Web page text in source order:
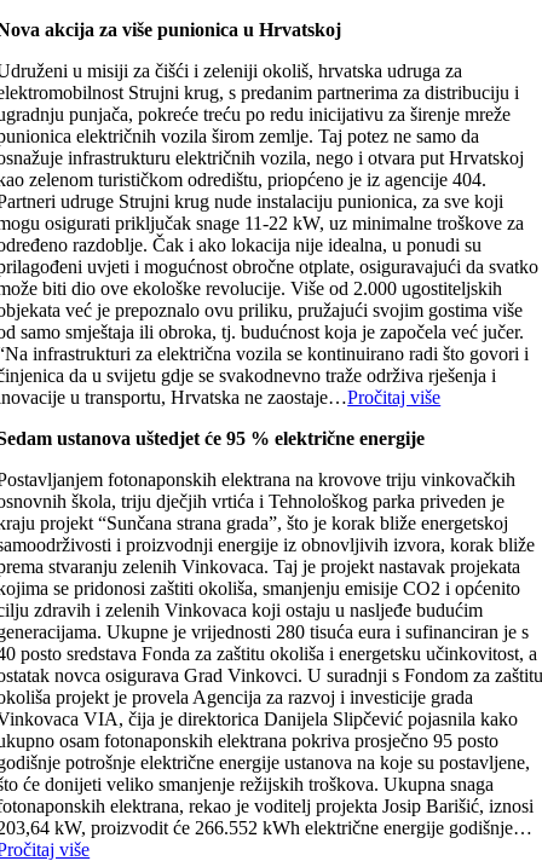
akcija za više punionica u Hrvatskoj
u misiji za čišći i zeleniji okoliš, hrvatska udruga za
Strujni krug, s predanim partnerima za distribuciju i
punjača, pokreće treću po redu inicijativu za širenje mreže
električnih vozila širom zemlje. Taj potez ne samo da
infrastrukturu električnih vozila, nego i otvara put Hrvatskoj
zelenom turističkom odredištu, priopćeno je iz agencije 404.
udruge Strujni krug nude instalaciju punionica, za sve koji
osigurati priključak snage 11-22 kW, uz minimalne troškove za
razdoblje. Čak i ako lokacija nije idealna, u ponudi su
uvjeti i mogućnost obročne otplate, osiguravajući da svatko
biti dio ove ekološke revolucije. Više od 2.000 ugostiteljskih
već je prepoznalo ovu priliku, pružajući svojim gostima više
samo smještaja ili obroka, tj. budućnost koja je započela već jučer.
infrastrukturi za električna vozila se kontinuirano radi što govori i
da u svijetu gdje se svakodnevno traže održiva rješenja i
u transportu, Hrvatska ne zaostaje…Pročitaj više
ustanova uštedjet će 95 % električne energije
fotonaponskih elektrana na krovove triju vinkovačkih
škola, triju dječjih vrtića i Tehnološkog parka priveden je
projekt “Sunčana strana grada”, što je korak bliže energetskoj
i proizvodnji energije iz obnovljivih izvora, korak bliže
stvaranju zelenih Vinkovaca. Taj je projekt nastavak projekata
se pridonosi zaštiti okoliša, smanjenju emisije CO2 i općenito
zdravih i zelenih Vinkovaca koji ostaju u nasljeđe budućim
Ukupne je vrijednosti 280 tisuća eura i sufinanciran je s
posto sredstava Fonda za zaštitu okoliša i energetsku učinkovitost, a
novca osigurava Grad Vinkovci. U suradnji s Fondom za
projekt je provela Agencija za razvoj i investicije grada
VIA, čija je direktorica Danijela Slipčević pojasnila kako
osam fotonaponskih elektrana pokriva prosječno 95 posto
potrošnje električne energije ustanova na koje su postavljene,
će donijeti veliko smanjenje režijskih troškova. Ukupna snaga
elektrana, rekao je voditelj projekta Josip Barišić, iznosi
kW, proizvodit će 266.552 kWh električne energije godišnje…
više